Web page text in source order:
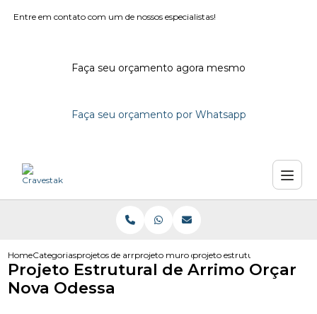
Entre em contato com um de nossos especialistas!
Faça seu orçamento agora mesmo
Faça seu orçamento por Whatsapp
HomeCategoriasprojetos de arrimoprojeto muro de arrimoprojeto estrutural de arrimo
Projeto Estrutural de Arrimo Orçar
Nova Odessa